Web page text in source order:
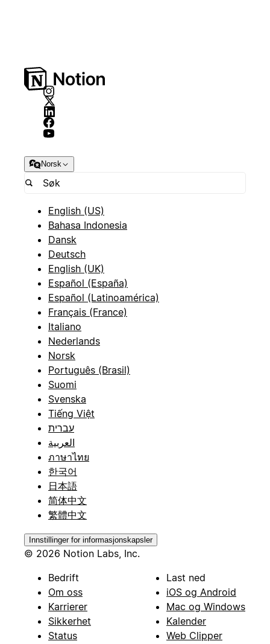
Norsk
English (US)
Bahasa Indonesia
Dansk
Deutsch
English (UK)
Español (España)
Español (Latinoamérica)
Français (France)
Italiano
Nederlands
Norsk
Português (Brasil)
Suomi
Svenska
Tiếng Việt
עברית
العربية
ภาษาไทย
한국어
日本語
简体中文
繁體中文
Innstillinger for informasjonskapsler
© 2026 Notion Labs, Inc.
Bedrift
Om oss
Karrierer
Sikkerhet
Status
Last ned
iOS og Android
Mac og Windows
Kalender
Web Clipper